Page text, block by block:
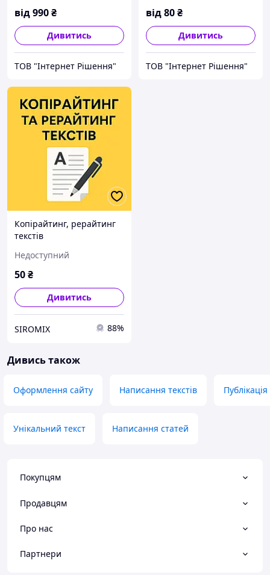
від990₴
Дивитись
ТОВ "Інтернет Рішення"
від80₴
Дивитись
ТОВ "Інтернет Рішення"
Копірайтинг, рерайтинг
текстів
Недоступний
50₴
Дивитись
SIROMIX 88%
Дивись також
Оформлення сайту Написання текстів
Унікальний текст Написання статей
Покупцям
Продавцям
Про нас
Партнери